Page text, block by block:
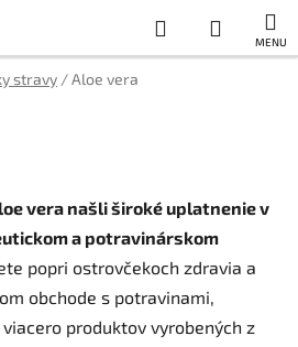
Hľadať
KOŠÍK
stravy /Aloe vera
vera našli široké uplatnenie v
a potravinárskom
popri ostrovčekoch zdravia a
obchode s potravinami,
produktov vyrobených z